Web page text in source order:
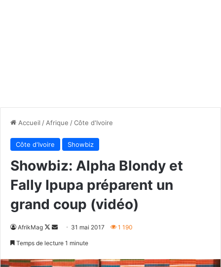
Accueil / Afrique /Côte d'Ivoire
Côte d'Ivoire Showbiz
Showbiz: Alpha Blondy et
Fally Ipupa préparent un
grand coup (vidéo)
AfrikMag
Follow
Envoyer31 mai 2017 1 190
Temps de lecture 1 minute